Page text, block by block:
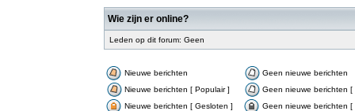
Wie zijn er online?
Leden op dit forum: Geen
Nieuwe berichten
Geen nieuwe berichten
Nieuwe berichten [ Populair ]
Geen nieuwe berichten [
Nieuwe berichten [ Gesloten ]
Geen nieuwe berichten [